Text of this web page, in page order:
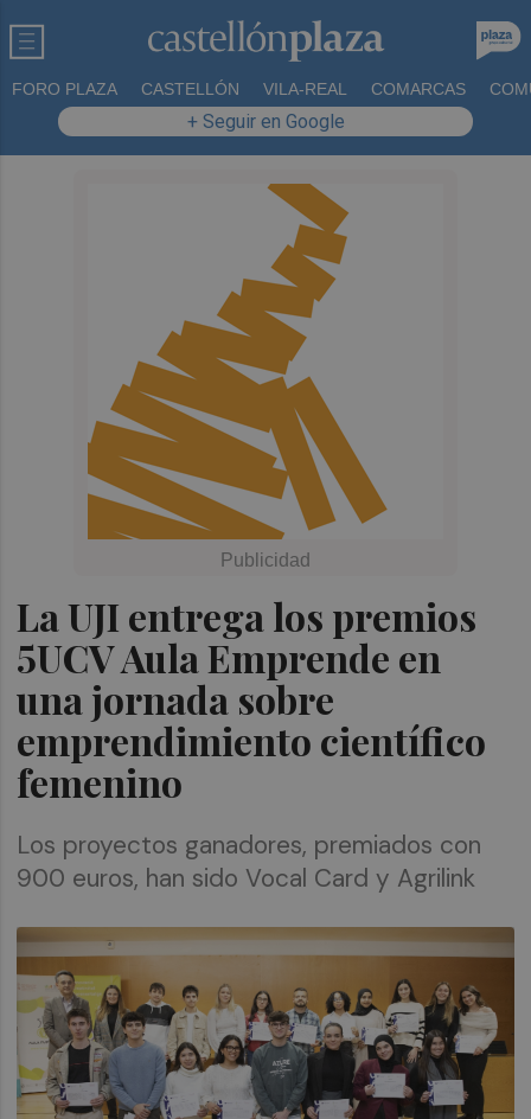
FORO PLAZA CASTELLÓN VILA-REAL COMARCAS
+ Seguir en Google
La UJI entrega los premios
5UCV Aula Emprende en
una jornada sobre
emprendimiento científico
femenino
Los proyectos ganadores, premiados con
900 euros, han sido Vocal Card y Agrilink